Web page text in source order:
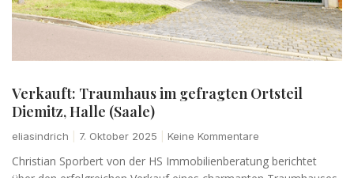
Verkauft: Traumhaus im gefragten Ortsteil
Diemitz, Halle (Saale)
eliasindrich 7. Oktober 2025 Keine Kommentare
Christian Sporbert von der HS Immobilienberatung berichtet